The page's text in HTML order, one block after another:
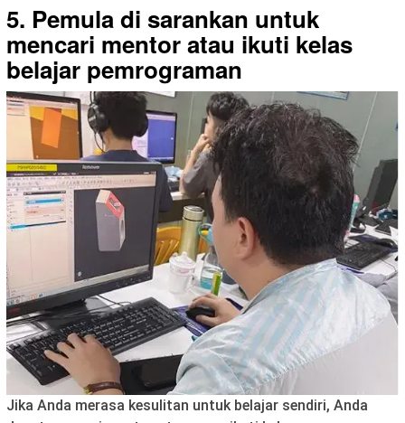
5. Pemula di sarankan untuk
mencari mentor atau ikuti kelas
belajar pemrograman
Jika Anda merasa kesulitan untuk belajar sendiri, Anda